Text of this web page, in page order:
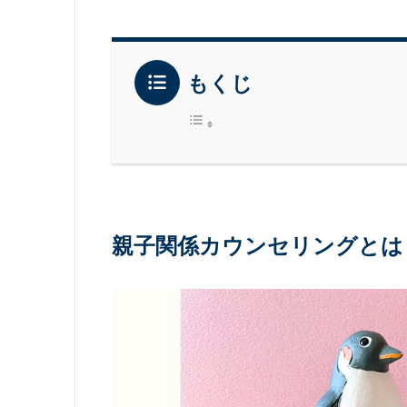
もくじ
親子関係カウンセリングと